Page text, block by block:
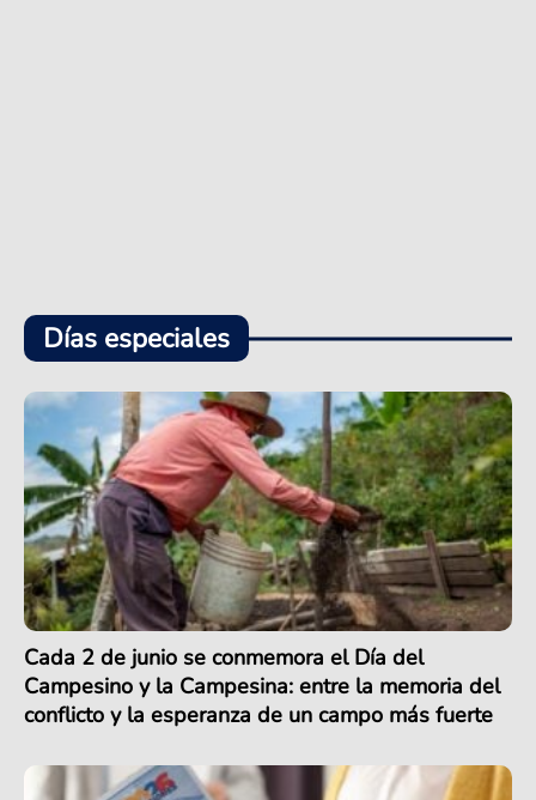
Días especiales
Cada 2 de junio se conmemora el Día del
Campesino y la Campesina: entre la memoria del
conflicto y la esperanza de un campo más fuerte